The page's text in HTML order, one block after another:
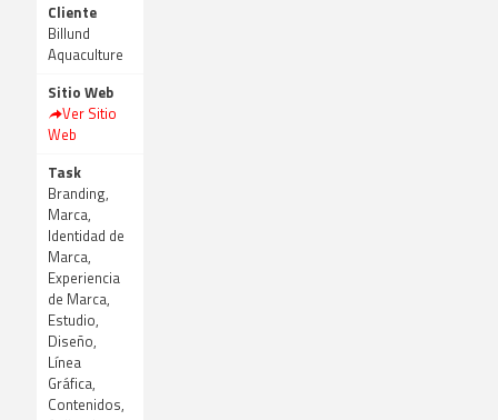
Cliente
Billund
Aquaculture
Sitio Web
Ver Sitio
Web
Task
Branding,
Marca,
Identidad de
Marca,
Experiencia
de Marca,
Estudio,
Diseño,
Línea
Gráfica,
Contenidos,